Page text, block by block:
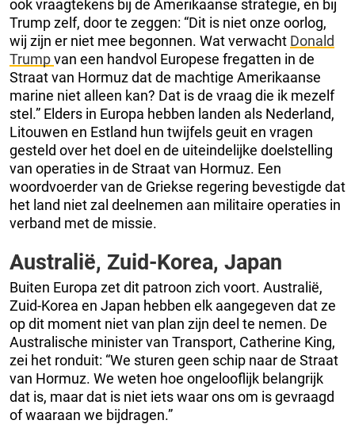
ook vraagtekens bij de Amerikaanse strategie, en bij
Trump zelf, door te zeggen: “Dit is niet onze oorlog,
wij zijn er niet mee begonnen. Wat verwacht Donald
Trumpvan een handvol Europese fregatten in de
Straat van Hormuz dat de machtige Amerikaanse
marine niet alleen kan? Dat is de vraag die ik mezelf
stel.” Elders in Europa hebben landen als Nederland,
Litouwen en Estland hun twijfels geuit en vragen
gesteld over het doel en de uiteindelijke doelstelling
van operaties in de Straat van Hormuz. Een
woordvoerder van de Griekse regering bevestigde dat
het land niet zal deelnemen aan militaire operaties in
verband met de missie.
Australië, Zuid-Korea, Japan
Buiten Europa zet dit patroon zich voort. Australië,
Zuid-Korea en Japan hebben elk aangegeven dat ze
op dit moment niet van plan zijn deel te nemen. De
Australische minister van Transport, Catherine King,
zei het ronduit: “We sturen geen schip naar de Straat
van Hormuz. We weten hoe ongelooflijk belangrijk
dat is, maar dat is niet iets waar ons om is gevraagd
of waaraan we bijdragen.”